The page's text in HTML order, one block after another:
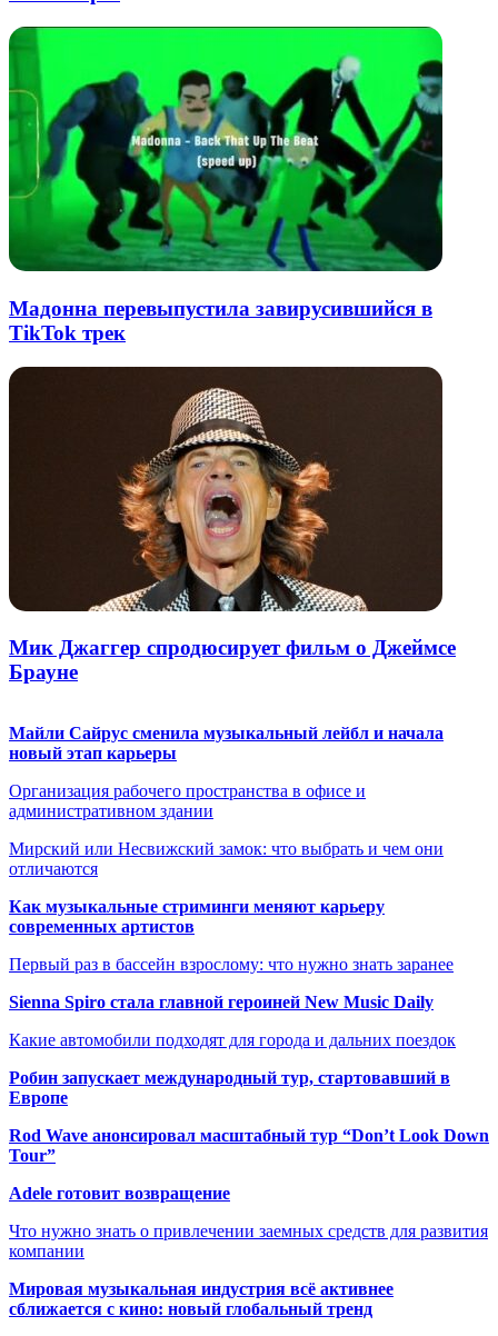
Мадонна перевыпустила завирусившийся в
TikTok трек
Мик Джаггер спродюсирует фильм о Джеймсе
Брауне
Майли Сайрус сменила музыкальный лейбл и начала
новый этап карьеры
Организация рабочего пространства в офисе и
административном здании
Мирский или Несвижский замок: что выбрать и чем они
отличаются
Как музыкальные стриминги меняют карьеру
современных артистов
Первый раз в бассейн взрослому: что нужно знать заранее
Sienna Spiro стала главной героиней New Music Daily
Какие автомобили подходят для города и дальних поездок
Робин запускает международный тур, стартовавший в
Европе
Rod Wave анонсировал масштабный тур “Don’t Look Down
Tour”
Adele готовит возвращение
Что нужно знать о привлечении заемных средств для развития
компании
Мировая музыкальная индустрия всё активнее
сближается с кино: новый глобальный тренд